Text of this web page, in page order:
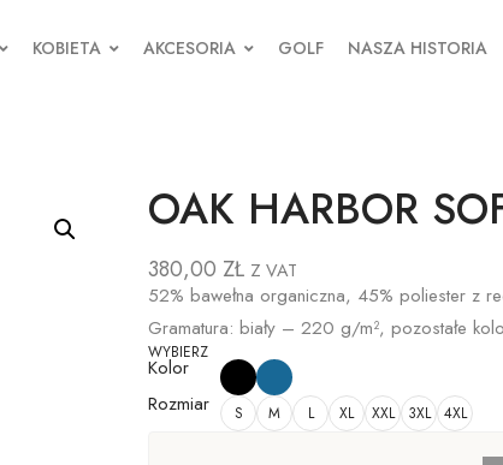
KOBIETA AKCESORIA GOLF NASZA HISTORIA
OAK HARBOR
380,00 ZŁ Z VAT
52% bawełna organiczna, 45% poliester z
Gramatura: biały – 220 g/m², pozostałe
WYBIERZ
Kolor
Rozmiar
S M L XL XXL 3XL 4XL